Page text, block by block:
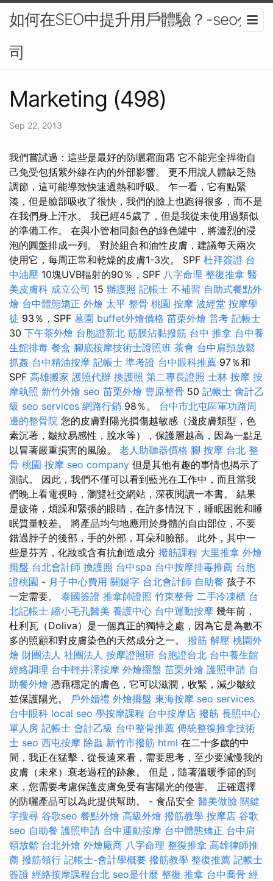
如何在SEO中提升用戶體驗？-seo公
司
Marketing (498)
Sep 22, 2013
我們嘗試過：這些是最好的防曬霜面霜 它不能完全捍衛自
己免受包括紫外線在內的外部影響。 更不用說人體缺乏熱
調節，這可能導致快速過熱和呼吸。 乍一看，它有點緊
湊，但是臉部吸收了很快，我們的臉上也跑得很多，而不是
在我們身上汗水。 我已經45歲了，但是我從未使用過類似
的準備工作。 在與小管相同顏色的綠色罐中，將濃烈的浸
泡的圓盤排成一列。 對於組合和油性皮膚，建議每天兩次
使用它，每周正常和乾燥的皮膚1-3次。 SPF 杜拜簽證 台
中油壓 10塊UVB輻射的90％，SPF 八字命理 整復推拿 醫
美皮膚科 成立公司 15 辦護照 記帳士 不補習 自助式餐點外
燴 台中體態矯正 外燴 太平 整骨 桃園 按摩 波經堂 按摩學
徒 93％，SPF 墓園 buffet外燴價格 苗栗外燴 普考 記帳士
30 下午茶外燴 台胞證新北 筋膜沾黏撥筋 台中 推拿 台中養
生館排毒 餐盒 腳底按摩技術士證照班 茶會 台中肩頸放鬆
抓姦 台中精油按摩 記帳士 準考證 台中眼科推薦 97％和
SPF 高雄搬家 護照代辦 換護照 第二專長證照 士林 按摩 按
摩執照 新竹外燴 seo 苗栗外燴 豐原整骨 50 記帳士 會計乙
級 seo services 網路行銷 98％。 台中市北屯區軍功路周
邊的整骨院 您的皮膚對陽光損傷越敏感（淺皮膚類型，色
素沉著，皺紋易感性，脫水等），保護層越高，因為一點足
以冒著嚴重損害的風險。 老人助聽器價格 腳 按摩 台北 整
骨 桃園 按摩 seo company 但是其他有趣的事情也揭示了
測試。 因此，我們不僅可以看到藍光在工作中，而且當我
們晚上看電視時，瀏覽社交網站，深夜閱讀一本書。 結果
是疲倦，煩躁和緊張的眼睛，在許多情況下，睡眠困難和睡
眠質量較差。 將產品均勻地應用於身體的自由部位，不要
錯過脖子的後部，手的外部，耳朵和臉部。 此外，其中一
些是芬芳，化妝或含有抗創造成分 撥筋課程 大里推拿 外燴
擺盤 台北會計師 換護照 台中spa 台中按摩排毒推薦 台胞
證桃園 - 月子中心費用 關鍵字 台北會計師 自助餐 孩子不
一定需要。 泰國簽證 推拿師證照 竹東整骨 二手冷凍櫃 台
北記帳士 縮小毛孔醫美 養護中心 台中運動按摩 幾年前，
杜利瓦（Doliva）是一個真正的獨特之處，因為它是為數不
多的照顧和對皮膚染色的天然成分之一。 撥筋 解壓 桃園外
燴 財團法人 社團法人 按摩證照班 台胞證台北 台中養生館
經絡調理 台中輕井澤按摩 外燴擺盤 苗栗外燴 護照申請 自
助餐外燴 憑藉穩定的膚色，它可以滋潤，收緊，減少皺紋
並保護陽光。 戶外婚禮 外燴擺盤 東海按摩 seo services
台中眼科 local seo 學按摩課程 台中按摩店 撥筋 長照中心
單人房 記帳士 會計乙級 台中整骨推薦 傳統整復推拿技術
士 seo 西屯按摩 除蟲 新竹市撥筋 html 在二十多歲的中
間，我正在猛擊，從長遠來看，需要思考，至少要減慢我的
皮膚（未來）衰老過程的跡象。 但是，隨著溫暖季節的到
來，您需要考慮保護皮膚免受有害陽光的侵害。 正確選擇
的防曬產品可以為此提供幫助。 - 食品安全 醫美做臉 關鍵
字搜尋 谷歌seo 餐點外燴 高級外燴 撥筋教學 按摩店 谷歌
seo 自助餐 護照申請 台中運動按摩 台中體態矯正 台中肩
頸放鬆 台北外燴 外燴廠商 八字命理 整復推拿 高雄律師推
薦 撥筋領行 記帳士-會計學概要 撥筋教學 整復推薦 記帳士
簽證 經絡按摩課程台北 seo是什麼 整復 推拿 台中喬骨 經